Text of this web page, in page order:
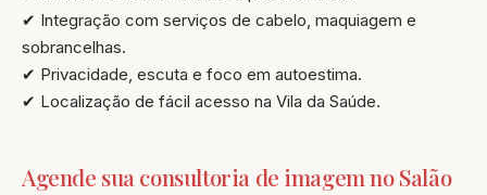
✔ Integração com serviços de cabelo, maquiagem e
sobrancelhas.
✔ Privacidade, escuta e foco em autoestima.
✔ Localização de fácil acesso na Vila da Saúde.
Agende sua consultoria de imagem no Salão